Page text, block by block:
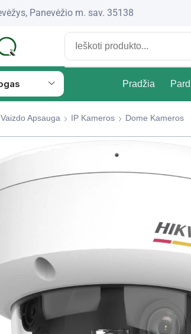
Panevėžio m. sav. 35138
Pradžia
Apsauga IP Kameros Dome Kameros